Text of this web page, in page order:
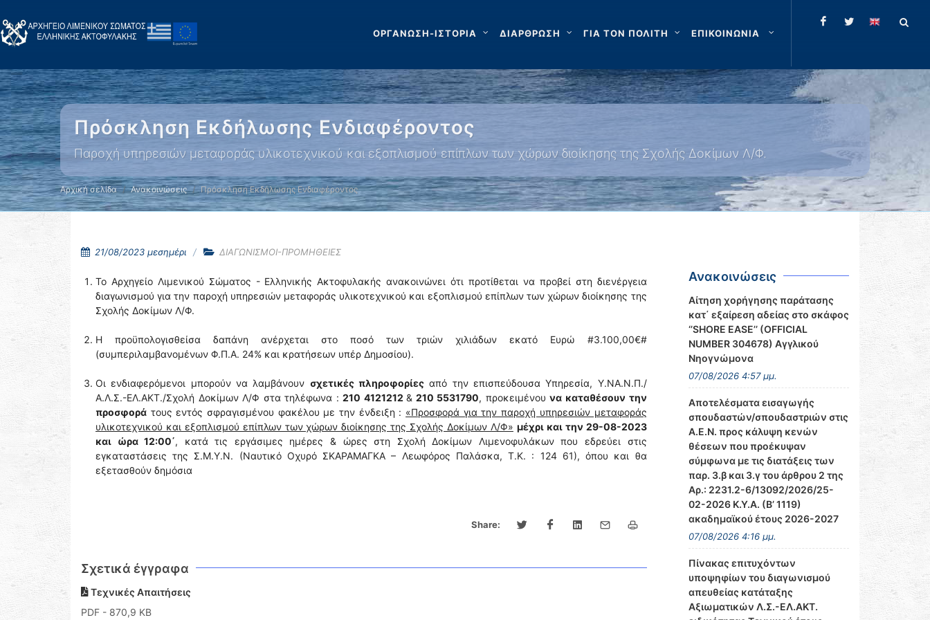
ΟΡΓΑΝΩΣΗ-ΙΣΤΟΡΙΑ ΔΙΑΡΘΡΩΣΗ ΓΙΑ ΤΟΝ ΠΟΛΙΤΗ ΕΠΙΚΟΙΝΩΝΙΑ
Πρόσκληση Εκδήλωσης Ενδιαφέροντος
Παροχή υπηρεσιών μεταφοράς υλικοτεχνικού και εξοπλισμού επίπλων των χώρων διοίκησης της Σχολής Δοκίμων Λ/Φ.
Αρχική σελίδα Ανακοινώσεις Πρόσκληση Εκδήλωσης Ενδιαφέροντος
21/08/2023 μεσημέρι ΔΙΑΓΩΝΙΣΜΟΙ-ΠΡΟΜΗΘΕΙΕΣ
Το Αρχηγείο Λιμενικού Σώματος - Ελληνικής Ακτοφυλακής ανακοινώνει ότι προτίθεται να προβεί στη διενέργεια
διαγωνισμού για την παροχή υπηρεσιών μεταφοράς υλικοτεχνικού και εξοπλισμού επίπλων των χώρων διοίκησης της
Σχολής Δοκίμων Λ/Φ.
Η προϋπολογισθείσα δαπάνη ανέρχεται στο ποσό των τριών χιλιάδων εκατό Ευρώ #3.100,00€#
(συμπεριλαμβανομένων Φ.Π.Α. 24% και κρατήσεων υπέρ Δημοσίου).
Οι ενδιαφερόμενοι μπορούν να λαμβάνουν σχετικές πληροφορίεςαπό την επισπεύδουσα Υπηρεσία, Υ.ΝΑ.Ν.Π./
Α.Λ.Σ.-ΕΛ.ΑΚΤ./Σχολή Δοκίμων Λ/Φ στα τηλέφωνα :210 4121212& 210 5531790, προκειμένουνα καταθέσουν την
προσφορά τους εντός σφραγισμένου φακέλου με την ένδειξη : «Προσφορά για την παροχή υπηρεσιών μεταφοράς
υλικοτεχνικού και εξοπλισμού επίπλων των χώρων διοίκησης της Σχολής Δοκίμων Λ/Φ» μέχρι και την 29-08-2023
και ώρα 12:00΄, κατά τις εργάσιμες ημέρες & ώρες στη Σχολή Δοκίμων Λιμενοφυλάκων που εδρεύει στις
εγκαταστάσεις της Σ.Μ.Υ.Ν. (Ναυτικό Οχυρό ΣΚΑΡΑΜΑΓΚΑ – Λεωφόρος Παλάσκα, Τ.Κ. : 124 61), όπου και θα
εξετασθούν δημόσια
Share:
Σχετικά έγγραφα
Τεχνικές Απαιτήσεις
PDF - 870,9 KB
Ανακοινώσεις
Αίτηση χορήγησης παράτασης
κατ΄ εξαίρεση αδείας στο σκάφος
‘’SHORE EASE’’ (OFFICIAL
NUMBER 304678) Αγγλικού
Νηογνώμονα
07/08/2026 4:57 μμ.
Αποτελέσματα εισαγωγής
σπουδαστών/σπουδαστριών στις
Α.Ε.Ν. προς κάλυψη κενών
θέσεων που προέκυψαν
σύμφωνα με τις διατάξεις των
παρ. 3.β και 3.γ του άρθρου 2 της
Αρ.: 2231.2-6/13092/2026/25-
02-2026 Κ.Υ.Α. (Β’ 1119)
ακαδημαϊκού έτους 2026-2027
07/08/2026 4:16 μμ.
Πίνακας επιτυχόντων
υποψηφίων του διαγωνισμού
απευθείας κατάταξης
Αξιωματικών Λ.Σ.-ΕΛ.ΑΚΤ.